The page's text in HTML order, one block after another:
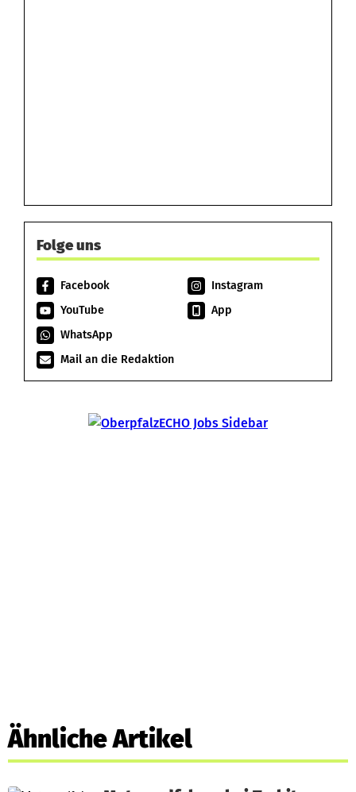
Folge uns
Facebook
Instagram
YouTube
App
WhatsApp
Mail an die Redaktion
Ähnliche Artikel